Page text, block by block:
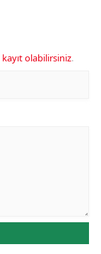
kayıt olabilirsiniz.